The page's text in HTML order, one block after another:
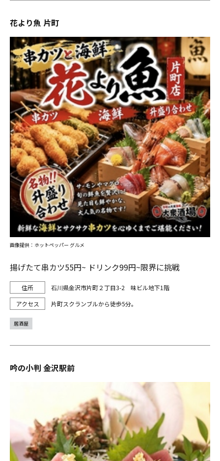
花より魚 片町
揚げたて串カツ55円~ ドリンク99円~限界に挑戦
石川県金沢市片町２丁目3-2 味ビル地下1階
片町スクランブルから徒歩5分。
画像提供：ホットペッパー グルメ
居酒屋
吟の小判 金沢駅前